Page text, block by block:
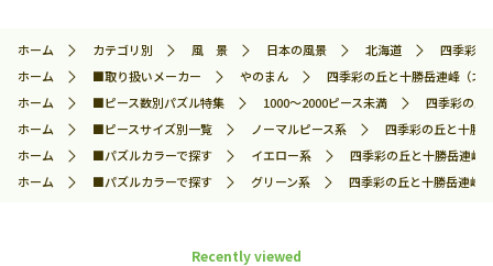
ホーム カテゴリ別 風 景 日本の風景 北海道
四季彩
ホーム
■取り扱いメーカー やのまん
四季彩の丘と十勝岳連峰（
ホーム
■ピース数別パズル特集 1000～2000ピース未満
四季彩の
ホーム
■ピースサイズ別一覧 ノーマルピース系
四季彩の丘と十勝
ホーム
■パズルカラーで探す イエロー系
四季彩の丘と十勝岳連
ホーム
■パズルカラーで探す グリーン系 四季彩の丘と十勝岳連
Recently viewed